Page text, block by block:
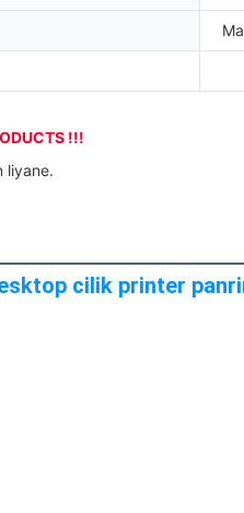
!!!
liyane.
cilik printer